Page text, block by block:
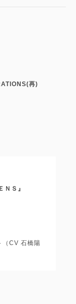
再)
ＮＳ』
（CV 石橋陽